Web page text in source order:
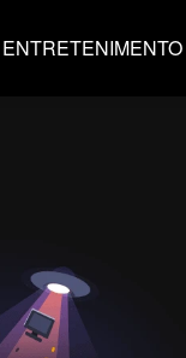
ENTRETENIMENTO